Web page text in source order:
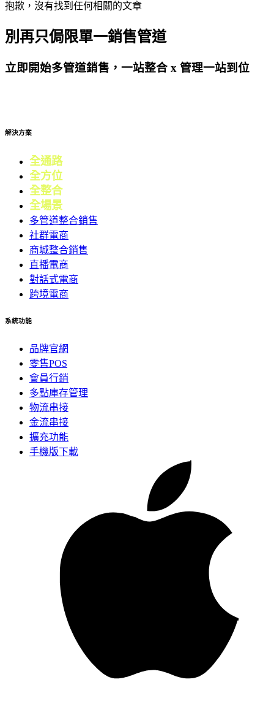
抱歉，沒有找到任何相關的文章
別再只侷限單一銷售管道
立即開始多管道銷售，一站整合 x 管理一站到位
解決方案
全通路電商
全方位
全整合行銷
全場景
多管道整合銷售
社群電商
商城整合銷售
直播電商
對話式電商
跨境電商
系統功能
品牌官網
零售POS
會員行銷
多點庫存管理
物流串接
金流串接
擴充功能
手機版下載